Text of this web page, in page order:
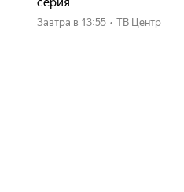
Завтра в 13:55 • ТВ Центр